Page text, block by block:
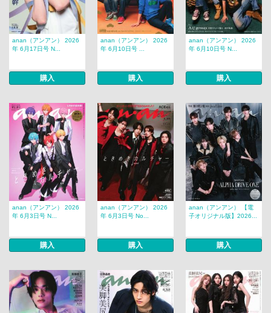
anan（アンアン） 2026
年 6月17日号 N...
購入
anan（アンアン） 2026
年 6月10日号 ...
購入
anan（アンアン） 2026
年 6月10日号 N...
購入
anan（アンアン） 2026
年 6月3日号 N...
購入
anan（アンアン） 2026
年 6月3日号 No...
購入
anan（アンアン） 【電
子オリジナル版】2026...
購入